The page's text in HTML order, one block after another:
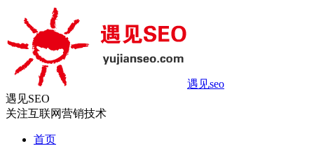
遇见seo
遇见SEO
关注互联网营销技术
首页